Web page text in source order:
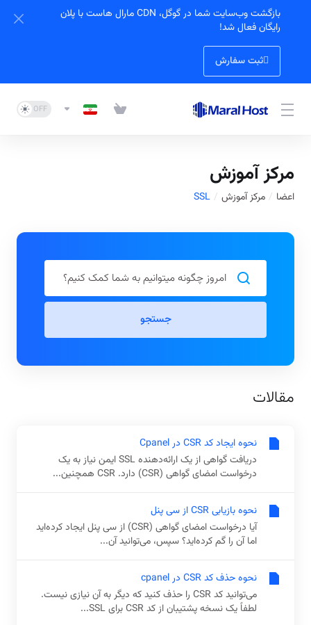
بازگشت وب‌سایت شما در گوگل، CDN مارال هاست با پلان
رایگان فعال شد!
ثبت سفارش
مرکز آموزش
اعضا مرکز آموزش SSL
جستجو
مقالات
نحوه ایجاد کد CSR در Cpanel
دریافت گواهی از یک ارائه‌دهنده SSL ایمن نیاز به یک
درخواست امضای گواهی (CSR) دارد. CSR همچنین...
نحوه بازیابی CSR از سی پنل
آیا درخواست امضای گواهی (CSR) از سی پنل ایجاد کرده‌اید
اما آن را گم کرده‌اید؟ سپس، می‌توانید آن...
نحوه حذف کد CSR در cpanel
می‌توانید کد CSR را حذف کنید که دیگر به آن نیازی نیست.
لطفاً یک نسخه پشتیبان از کد CSR برای SSL...